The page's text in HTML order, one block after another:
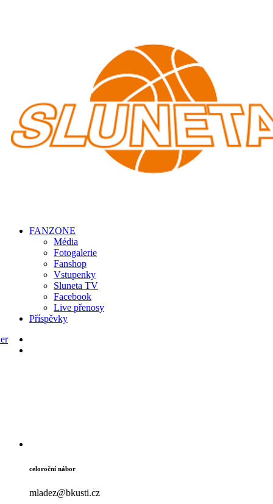
FANZONE
Média
Fotogalerie
Fanshop
Vstupenky
Sluneta TV
Facebook
Live přenosy
Příspěvky
celoroční nábor
mladez@bkusti.cz